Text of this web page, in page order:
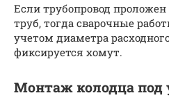
Если трубопровод
труб, тогда сварочные
учетом диаметра
фиксируется хомут.
Монтаж колодца под